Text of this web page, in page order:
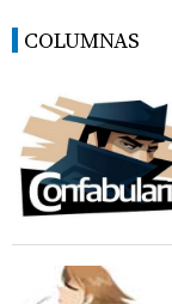
COLUMNAS